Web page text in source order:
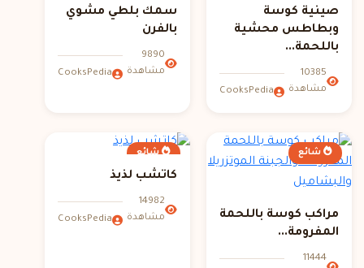
صينية كوسة
وبطاطس محشية
باللحمة...
10385
مشاهدة
CooksPedia
سمك بلطي مشوي
بالفرن
9890
مشاهدة
CooksPedia
شائع
مراكب كوسة باللحمة
المفرومة...
11444
شائع
كاتشب لذيذ
14982
مشاهدة
CooksPedia